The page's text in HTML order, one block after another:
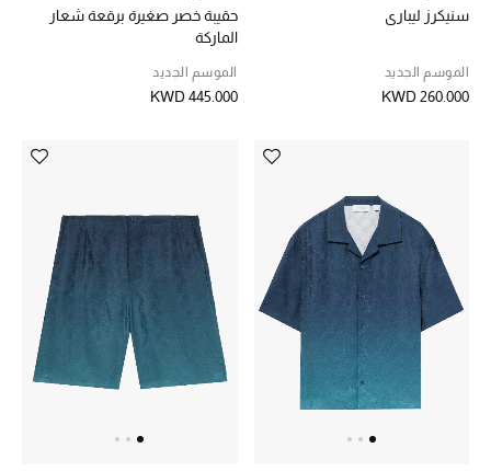
مجوهرات فاخرة للنساء
مجوهرات عصرية للنساء
ساعات
هدايا مُعبرة
تسوقوا المجوهرات
سنيكرز ليباري
الموسم الجديد
KWD 260.000
حقيبة خصر صغيرة برقعة شعار
الماركة
الموسم الجديد
KWD 445.000